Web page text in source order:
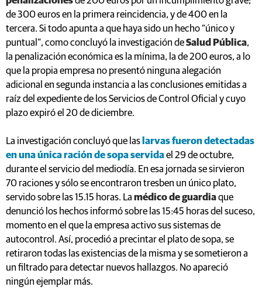
de 300 euros en la primera reincidencia, y de 400 en la
tercera. Si todo apunta a que haya sido un hecho “único y
puntual”, como concluyó la investigación deSalud Pública,
la penalización económica es la mínima, la de 200 euros, a lo
que la propia empresa no presentó ninguna alegación
adicional en segunda instancia a las conclusiones emitidas a
raíz del expediente de los Servicios de Control Oficial y cuyo
plazo expiró el 20 de diciembre.
La investigación concluyó que las larvas fueron detectadas
en una única ración de sopa servidael 29 de octubre,
durante el servicio del mediodía. En esa jornada se sirvieron
70 raciones y sólo se encontraron tresben un único plato,
servido sobre las 15.15 horas. La médico de guardiaque
denunció los hechos informó sobre las 15:45 horas del suceso,
momento en el que la empresa activo sus sistemas de
autocontrol. Así, procedió a precintar el plato de sopa, se
retiraron todas las existencias de la misma y se sometieron a
un filtrado para detectar nuevos hallazgos. No apareció
ningún ejemplar más.